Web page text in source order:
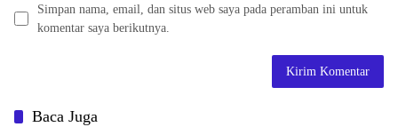
Simpan nama, email, dan situs web saya pada peramban ini untuk
komentar saya berikutnya.
Baca Juga